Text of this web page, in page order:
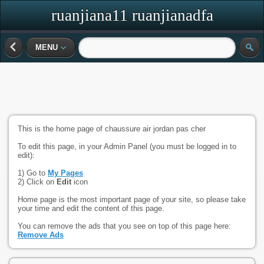
ruanjiana11 ruanjianadfa
MENU
This is the home page of chaussure air jordan pas cher
To edit this page, in your Admin Panel (you must be logged in to
edit):
1) Go to My Pages
2) Click on Edit icon
Home page is the most important page of your site, so please take
your time and edit the content of this page.
You can remove the ads that you see on top of this page here:
Remove Ads